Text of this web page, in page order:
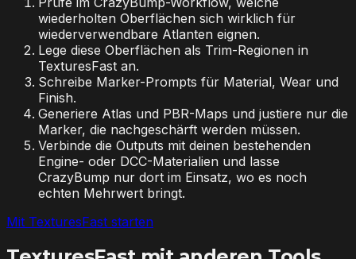
wiederholten Oberflächen sich wirklich für
wiederverwendbare Atlanten eignen.
Lege diese Oberflächen als Trim-Regionen in
TexturesFast an.
Schreibe Marker-Prompts für Material, Wear und
Finish.
Generiere Atlas und PBR-Maps und justiere nur die
Marker, die nachgeschärft werden müssen.
Verbinde die Outputs mit deinen bestehenden
Engine- oder DCC-Materialien und lasse
CrazyBump nur dort im Einsatz, wo es noch
echten Mehrwert bringt.
Mit TexturesFast starten